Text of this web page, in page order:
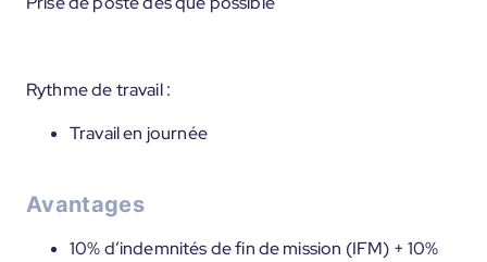
Rythme de travail :
Travail en journée
Avantages
10% d’indemnités de fin de mission (IFM) + 10%